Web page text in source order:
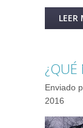
LEER
¿QUÉ
Enviado
2016